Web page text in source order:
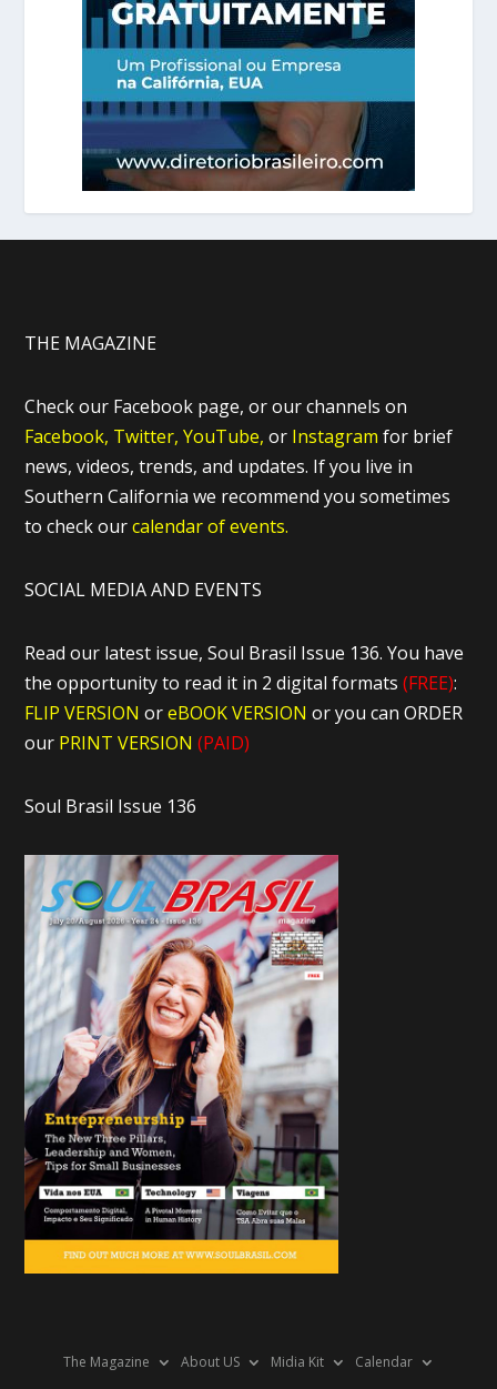
THE MAGAZINE
Check our Facebook page, or our channels on
Facebook, Twitter, YouTube, or Instagram for brief
news, videos, trends, and updates. If you live in
Southern California we recommend you sometimes
to check ourcalendar of events.
SOCIAL MEDIA AND EVENTS
Read our latest issue, Soul Brasil Issue 136. You have
the opportunity to read it in 2 digital formats(FREE):
FLIP VERSION oreBOOK VERSIONor you can ORDER
our PRINT VERSION (PAID)
Soul Brasil Issue 136
The Magazine About US Midia Kit Calendar